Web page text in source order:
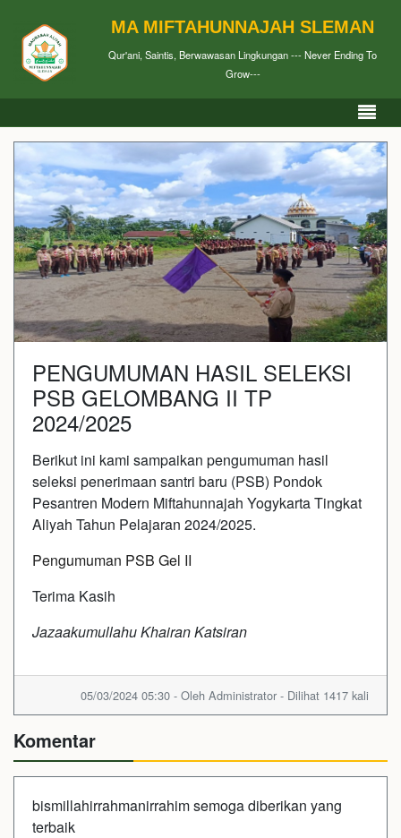
MA MIFTAHUNNAJAH SLEMAN
Qur'ani, Saintis, Berwawasan Lingkungan --- Never Ending To
Grow---
PENGUMUMAN HASIL SELEKSI
PSB GELOMBANG II TP
2024/2025
Berikut ini kami sampaikan pengumuman hasil
seleksi penerimaan santri baru (PSB) Pondok
Pesantren Modern Miftahunnajah Yogykarta Tingkat
Aliyah Tahun Pelajaran 2024/2025.
Pengumuman PSB Gel II
Terima Kasih
Jazaakumullahu Khairan Katsiran
05/03/2024 05:30 - Oleh Administrator - Dilihat 1417 kali
Komentar
bismillahirrahmanirrahim semoga diberikan yang
terbaik